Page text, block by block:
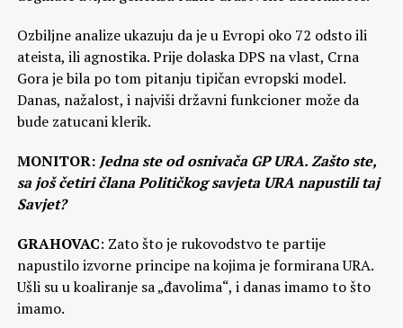
Ozbiljne analize ukazuju da je u Evropi oko 72 odsto ili
ateista, ili agnostika. Prije dolaska DPS na vlast, Crna
Gora je bila po tom pitanju tipičan evropski model.
Danas, nažalost, i najviši državni funkcioner može da
bude zatucani klerik.
MONITOR: Jedna ste od osnivača GP URA. Zašto ste,
sa još četiri člana Političkog savjeta URA napustili taj
Savjet?
GRAHOVAC: Zato što je rukovodstvo te partije
napustilo izvorne principe na kojima je formirana URA.
Ušli su u koaliranje sa „đavolima“, i danas imamo to što
imamo.